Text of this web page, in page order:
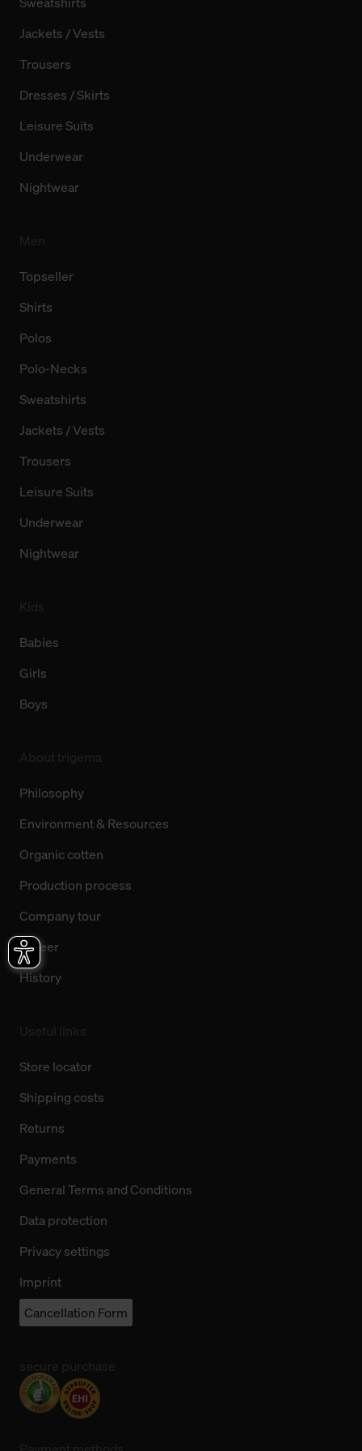
Jackets / Vests
Trousers
Dresses / Skirts
Leisure Suits
Underwear
Nightwear
Topseller
Shirts
Polos
Polo-Necks
Sweatshirts
Jackets / Vests
Trousers
Leisure Suits
Underwear
Nightwear
Babies
Girls
Boys
Philosophy
Environment & Resources
Organic cotten
Production process
Company tour
Career
History
Store locator
Shipping costs
Returns
Payments
General Terms and Conditions
Data protection
Privacy settings
Imprint
Cancellation Form